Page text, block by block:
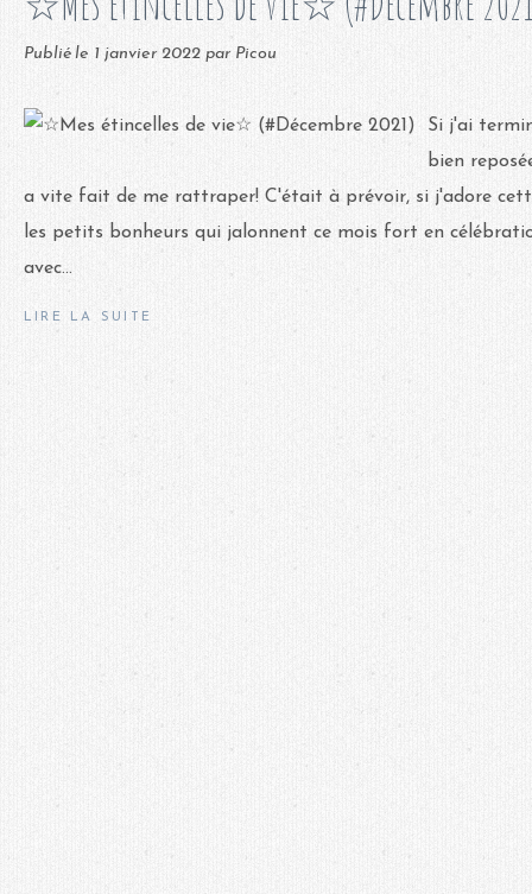
Publié le 1 janvier 2022 par Picou
Si j'ai
bien
a vite fait de me rattraper! C'était à prévoir, si j'adore
les petits bonheurs qui jalonnent ce mois fort en
avec...
LIRE LA SUITE